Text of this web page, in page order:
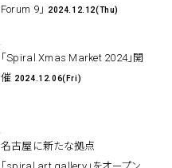
Forum 9」
2024.12.12(Thu)
「Spiral Xmas Market 2024」開
催 2024.12.06(Fri)
名古屋に新たな拠点